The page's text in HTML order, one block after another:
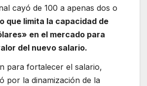
cayó de 100 a apenas dos o
que limita la capacidad de
en el mercado para
del nuevo salario.
para fortalecer el salario,
por la dinamización de la